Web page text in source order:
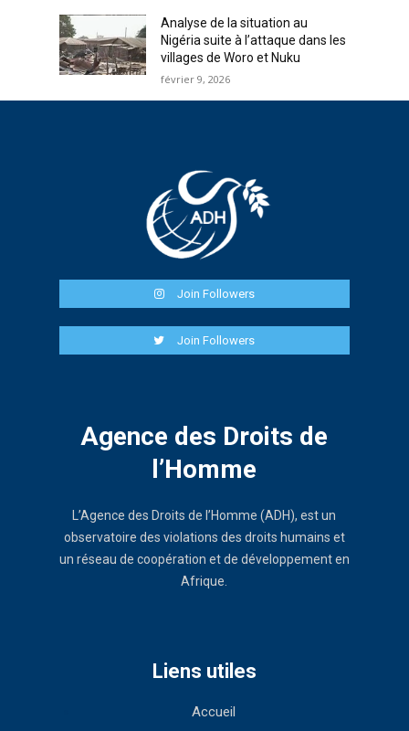
Analyse de la situation au
Nigéria suite à l’attaque dans les
villages de Woro et Nuku
février 9, 2026
Join Followers
Join Followers
Agence des Droits de
l’Homme
L’Agence des Droits de l’Homme (ADH), est un
observatoire des violations des droits humains et
un réseau de coopération et de développement en
Afrique.
Liens utiles
Accueil